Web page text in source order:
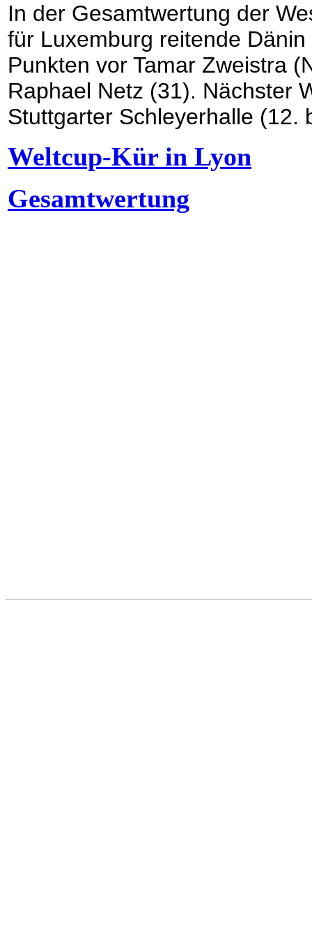
In der Gesamtwertung der
für Luxemburg reitende
Punkten vor Tamar Zweistra
Raphael Netz (31). Nächster
Stuttgarter Schleyerhalle (12.
Weltcup-Kür in Lyon
Gesamtwertung